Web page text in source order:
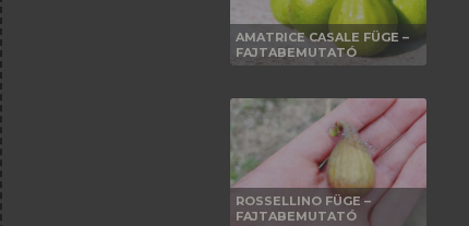
AMATRICE CASALE FÜGE –
FAJTABEMUTATÓ
ROSSELLINO FÜGE –
FAJTABEMUTATÓ